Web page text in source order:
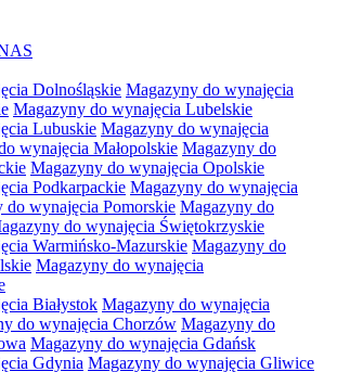
Dolnośląskie Magazyny do wynajęcia
Magazyny do wynajęcia Lubelskie
Lubuskie Magazyny do wynajęcia
wynajęcia Małopolskie Magazyny do
Magazyny do wynajęcia Opolskie
Podkarpackie Magazyny do wynajęcia
do wynajęcia Pomorskie Magazyny do
do wynajęcia Świętokrzyskie
Warmińsko-Mazurskie Magazyny do
Magazyny do wynajęcia
Białystok Magazyny do wynajęcia
do wynajęcia Chorzów Magazyny do
Magazyny do wynajęcia Gdańsk
Gdynia Magazyny do wynajęcia Gliwice